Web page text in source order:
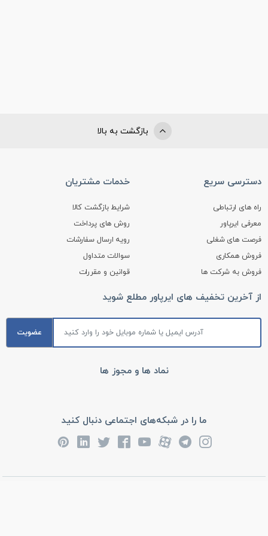
بازگشت به بالا
دسترسی سریع
راه های ارتباطی
معرفی ایرپاور
فرصت های شغلی
فروش همکاری
فروش به شرکت ها
خدمات مشتریان
شرایط بازگشت کالا
روش های پرداخت
رویه ارسال سفارشات
سوالات متداول
قوانین و مقررات
از آخرین تخفیف های ایرپاور مطلع شوید
عضویت
نماد ها و مجوز ها
ما را در شبکه‌های اجتماعی دنبال کنید